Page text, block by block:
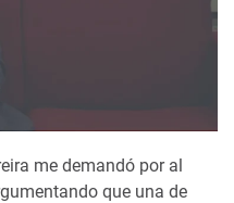
me demandó por al
que una de